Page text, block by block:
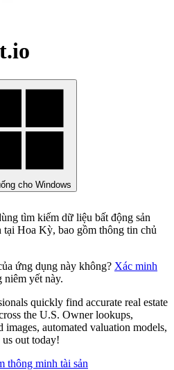
cho Windows
tìm kiếm dữ liệu bất động sản
tại Hoa Kỳ, bao gồm thông tin chủ
ứng dụng này không? Xác minh
niêm yết này.
quickly find accurate real estate
the U.S. Owner lookups,
images, automated valuation models,
out today!
thông minh tài sản